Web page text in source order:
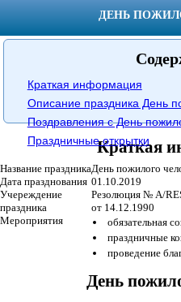
ДЕНЬ
Краткая информация
Описание праздника День
Поздравления с День
Праздничные открытки
Краткая
Название праздникаДень пожилого
Дата празднования 01.10.2019
Учереждение
праздника
Резолюция № A/
от 14.12.1990
Мероприятия
обязательная
праздничные
проведение
День